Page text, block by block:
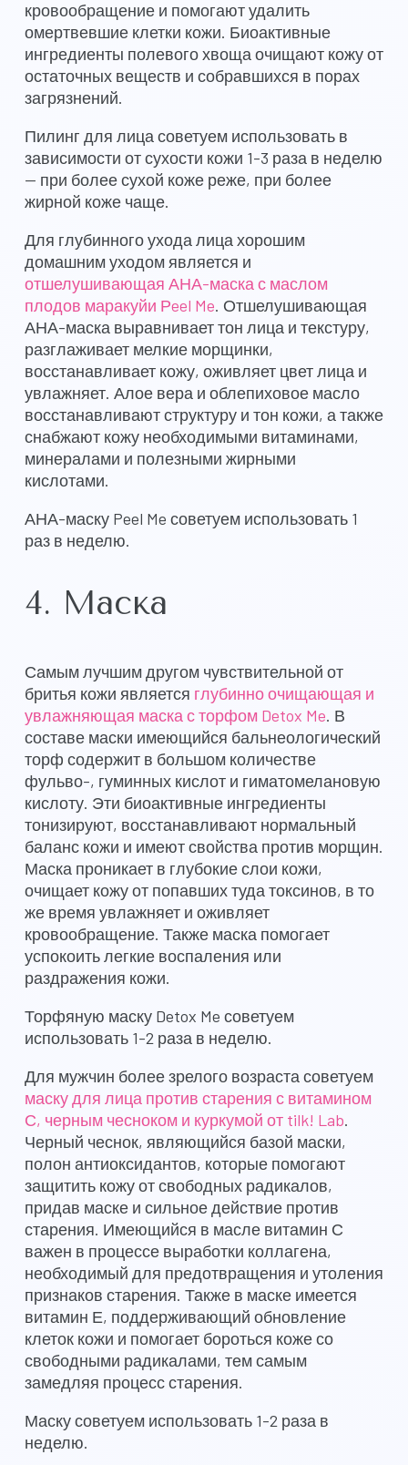
кровообращение и помогают удалить
омертвевшие клетки кожи. Биоактивные
ингредиенты полевого хвоща очищают кожу от
остаточных веществ и собравшихся в порах
загрязнений.
Пилинг для лица советуем использовать в
зависимости от сухости кожи 1-3 раза в неделю
— при более сухой коже реже, при более
жирной коже чаще.
Для глубинного ухода лица хорошим
домашним уходом является и
отшелушивающая АНА-маска с маслом
плодов маракуйи Рeel Me. Отшелушивающая
АНА-маска выравнивает тон лица и текстуру,
разглаживает мелкие морщинки,
восстанавливает кожу, оживляет цвет лица и
увлажняет. Алое вера и облепиховое масло
восстанавливают структуру и тон кожи, а также
снабжают кожу необходимыми витаминами,
минералами и полезными жирными
кислотами.
АНА-маску Peel Me советуем использовать 1
раз в неделю.
4. Маска
Самым лучшим другом чувствительной от
бритья кожи является глубинно очищающая и
увлажняющая маска с торфом Detox Me. В
составе маски имеющийся бальнеологический
торф содержит в большом количестве
фульво-, гуминных кислот и гиматомелановую
кислоту. Эти биоактивные ингредиенты
тонизируют, восстанавливают нормальный
баланс кожи и имеют свойства против морщин.
Маска проникает в глубокие слои кожи,
очищает кожу от попавших туда токсинов, в то
же время увлажняет и оживляет
кровообращение. Также маска помогает
успокоить легкие воспаления или
раздражения кожи.
Торфяную маску Detox Me советуем
использовать 1-2 раза в неделю.
Для мужчин более зрелого возраста советуем
маску для лица против старения с витамином
С, черным чесноком и куркумой от tilk! Lab.
Черный чеснок, являющийся базой маски,
полон антиоксидантов, которые помогают
защитить кожу от свободных радикалов,
придав маске и сильное действие против
старения. Имеющийся в масле витамин С
важен в процессе выработки коллагена,
необходимый для предотвращения и утоления
признаков старения. Также в маске имеется
витамин Е, поддерживающий обновление
клеток кожи и помогает бороться коже со
свободными радикалами, тем самым
замедляя процесс старения.
Маску советуем использовать 1-2 раза в
неделю.